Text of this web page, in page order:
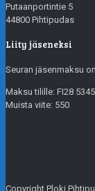
Putaanportintie 5
44800 Pihtipudas
Liity jäseneksi
Seuran jäsenmaksu
Maksu tilille: FI28
Muista viite: 550
Copyright Ploki